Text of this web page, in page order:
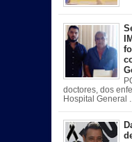
doctores, dos
Hospital General ...